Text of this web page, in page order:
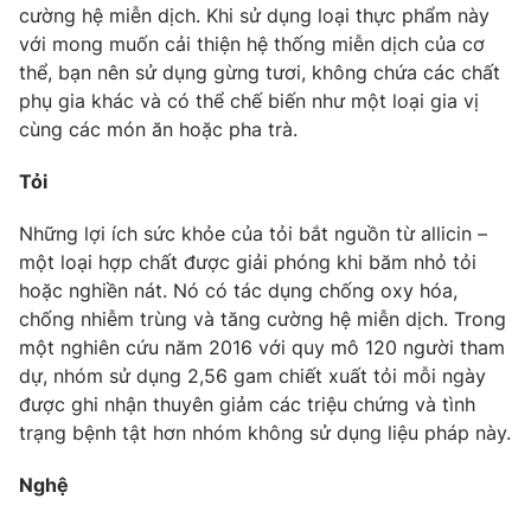
Liên hệ quảng cáo:024-7300.7108
® Cấm sao chép dưới mọi hình thức nếu không có sự chấp
thuận bằng văn bản. Ghi rõ nguồn VTV.vn khi phát hành lại
thông tin từ website này.
cường hệ miễn dịch. Khi sử dụng loại thực phẩm này
với mong muốn cải thiện hệ thống miễn dịch của cơ
thể, bạn nên sử dụng gừng tươi, không chứa các chất
phụ gia khác và có thể chế biến như một loại gia vị
cùng các món ăn hoặc pha trà.
Tỏi
Những lợi ích sức khỏe của tỏi bắt nguồn từ allicin –
một loại hợp chất được giải phóng khi băm nhỏ tỏi
hoặc nghiền nát. Nó có tác dụng chống oxy hóa,
chống nhiễm trùng và tăng cường hệ miễn dịch. Trong
một nghiên cứu năm 2016 với quy mô 120 người tham
dự, nhóm sử dụng 2,56 gam chiết xuất tỏi mỗi ngày
được ghi nhận thuyên giảm các triệu chứng và tình
trạng bệnh tật hơn nhóm không sử dụng liệu pháp này.
Nghệ